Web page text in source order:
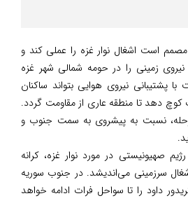
مصمم است اشغال نوار غزه را عملی کند و
زمینی را در حومه شمالی شهر غزه
پشتیبانی نیروی هوایی بتواند ساکنان
دهد تا منطقه عاری از مقاومت گردد.
مرحله، نسبت به پیشروی به سمت جنوب و
صهیونیستی در مورد نوار غزه، کرانه
سرزمینی می‌اندیشد. در جنوب سوریه
داود را تا سواحل فرات ادامه خواهد